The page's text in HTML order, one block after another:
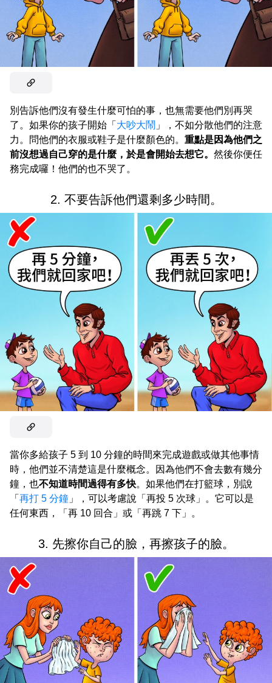
別告訴他們沒有發生什麼可怕的事，也無需要他們別再哭
了。如果你的孩子開始「 大吵大鬧 」，不如分散他們的注意
力。問他們的衣服或鞋子是什麼顏色的。 重點是因為他們之
前沒想過自己穿的是什麼，於是會開始去想它。 然後你便任
務完成囉！他們的也不哭了。
2. 不要告訴他們還剩多少時間。
當你多給孩子 5 到 10 分鐘的時間來完成遊戲或做其他事情
時，他們並不清楚這是什麼概念。因為他們不會去數有幾分
鐘，也不知道時間過得有多快。如果他們在打籃球，別說
「 再打 5 分鐘 」，可以考慮說「再投 5 次球」。它可以是
任何東西，「再 10 回合」或「再跳 7 下」。
3. 先擦你自己的臉，再擦孩子的臉。